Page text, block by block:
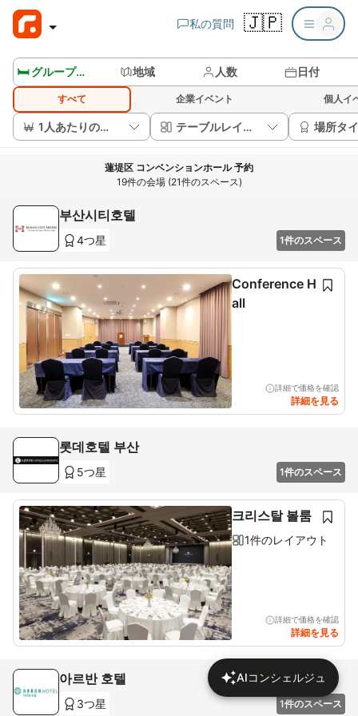
私の質問 🇯🇵
🛏️ グループルームを見る 地域 人数 日付
すべて 企業イベント 個人イ
1人あたりの価格 テーブルレイアウト 場所タ
蓮堤区 コンベンションホール 予約
19件の会場 (21件のスペース)
부산시티호텔
4つ星 1件のスペース
Conference H
all
詳細で価格を確認
詳細を見る
롯데호텔 부산
5つ星 1件のスペース
크리스탈 볼룸
1件のレイアウト
詳細で価格を確認
詳細を見る
아르반 호텔
3つ星 1件のスペース
AIコンシェルジュ